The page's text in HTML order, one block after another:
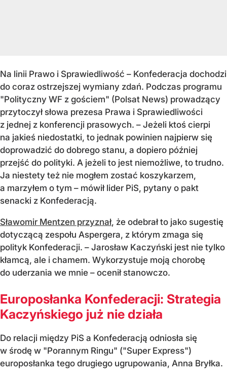
Na linii Prawo i Sprawiedliwość – Konfederacja dochodzi
do coraz ostrzejszej wymiany zdań. Podczas programu
"Polityczny WF z gościem" (Polsat News) prowadzący
przytoczył słowa prezesa Prawa i Sprawiedliwości
z jednej z konferencji prasowych. – Jeżeli ktoś cierpi
na jakieś niedostatki, to jednak powinien najpierw się
doprowadzić do dobrego stanu, a dopiero później
przejść do polityki. A jeżeli to jest niemożliwe, to trudno.
Ja niestety też nie mogłem zostać koszykarzem,
a marzyłem o tym – mówił lider PiS, pytany o pakt
senacki z Konfederacją.
Sławomir Mentzen przyznał, że odebrał to jako sugestię
dotyczącą zespołu Aspergera, z którym zmaga się
polityk Konfederacji. – Jarosław Kaczyński jest nie tylko
kłamcą, ale i chamem. Wykorzystuje moją chorobę
do uderzania we mnie – ocenił stanowczo.
Europosłanka Konfederacji: Strategia
Kaczyńskiego już nie działa
Do relacji między PiS a Konfederacją odniosła się
w środę w "Porannym Ringu" ("Super Express")
europosłanka tego drugiego ugrupowania, Anna Bryłka.